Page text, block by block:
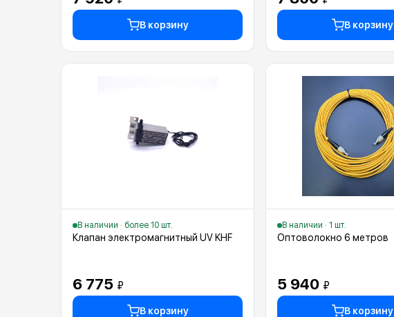
В корзину В корзину
В наличии · более 10 шт.
Клапан электромагнитный UV KHF
6 775 ₽
В корзину
В наличии · 1 шт.
Оптоволокно 6 метров
5 940 ₽
В корзину